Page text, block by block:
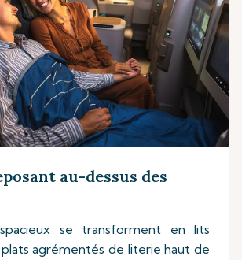
au-dessus des
se transforment en lits
agrémentés de literie haut de